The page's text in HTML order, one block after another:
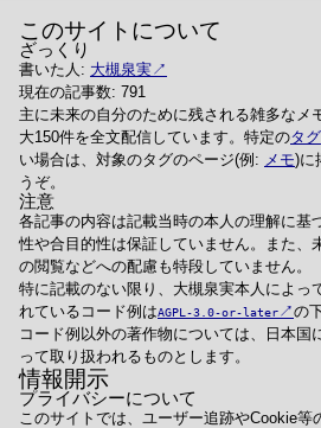
このサイトについて
ざっくり
書いた人: 大槻泉実
現在の記事数: 791
主に未来の自分のために残される雑多なメ
大150件を全文配信しています。特定のタグ
い場合は、対象のタグのページ(例: メモ)に
うぞ。
注意
各記事の内容は記載当時の本人の理解に基
性や合目的性は保証していません。また、
の閲覧などへの配慮も特段していません。
特に記載のない限り、大槻泉実本人によっ
れているコード例はAGPL-3.0-or-later
の
コード例以外の著作物については、日本国
って取り扱われるものとします。
情報開示
プライバシーについて
このサイトでは、ユーザー追跡やCookie等